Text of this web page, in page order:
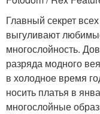
Главный секрет
выгуливают
многослойность.
разряда модного
в холодное время
носить платья в
многослойные